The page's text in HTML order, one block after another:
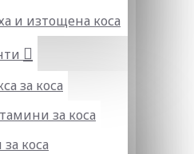
и изтощена коса
за коса
за коса
за коса